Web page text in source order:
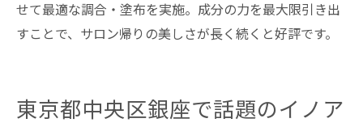
せて最適な調合・塗布を実施。成分の力を最大限引き出
すことで、サロン帰りの美しさが長く続くと好評です。
東京都中央区銀座で話題のイノア